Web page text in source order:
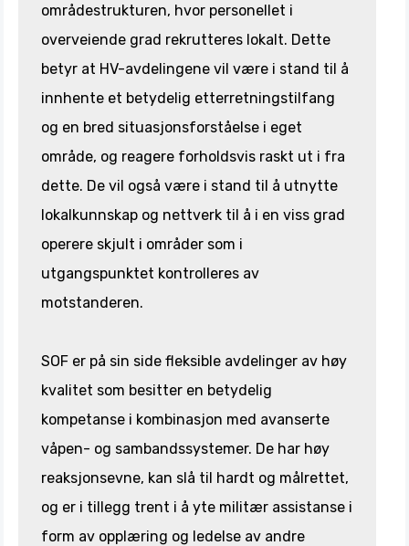
områdestrukturen, hvor personellet i
overveiende grad rekrutteres lokalt. Dette
betyr at HV-avdelingene vil være i stand til å
innhente et betydelig etterretningstilfang
og en bred situasjonsforståelse i eget
område, og reagere forholdsvis raskt ut i fra
dette. De vil også være i stand til å utnytte
lokalkunnskap og nettverk til å i en viss grad
operere skjult i områder som i
utgangspunktet kontrolleres av
motstanderen.
SOF er på sin side fleksible avdelinger av høy
kvalitet som besitter en betydelig
kompetanse i kombinasjon med avanserte
våpen- og sambandssystemer. De har høy
reaksjonsevne, kan slå til hardt og målrettet,
og er i tillegg trent i å yte militær assistanse i
form av opplæring og ledelse av andre